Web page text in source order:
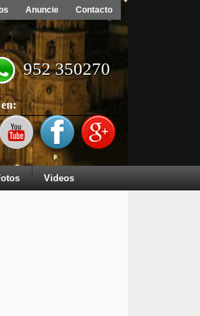
Anuncie Contacto
952 350270
Videos